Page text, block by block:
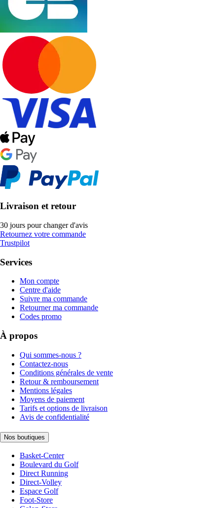
Livraison et retour
30 jours pour changer d'avis
Retournez votre commande
Trustpilot
Services
Mon compte
Centre d'aide
Suivre ma commande
Retourner ma commande
Codes promo
À propos
Qui sommes-nous ?
Contactez-nous
Conditions générales de vente
Retour & remboursement
Mentions légales
Moyens de paiement
Tarifs et options de livraison
Avis de confidentialité
Nos boutiques
Basket-Center
Boulevard du Golf
Direct Running
Direct-Volley
Espace Golf
Foot-Store